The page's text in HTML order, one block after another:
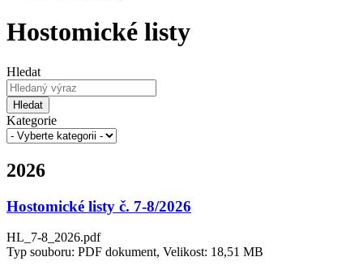
Hostomické listy
Hledat
Hledat
Kategorie
2026
Hostomické listy č. 7-8/2026
HL_7-8_2026.pdf
Typ souboru: PDF dokument, Velikost: 18,51 MB